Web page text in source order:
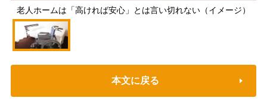
老人ホームは「高ければ安心」とは言い切れない（イメージ）
本文に戻る